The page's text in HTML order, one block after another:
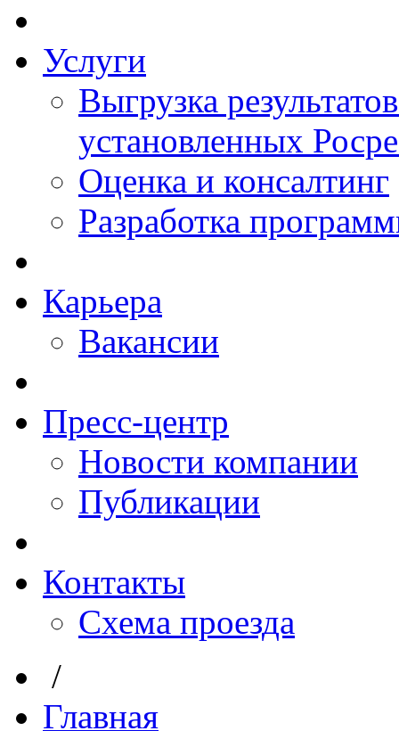
Услуги
Выгрузка
установленных
Оценка и консалтинг
Разработка
Карьера
Вакансии
Пресс-центр
Новости компании
Публикации
Контакты
Схема проезда
/
Главная